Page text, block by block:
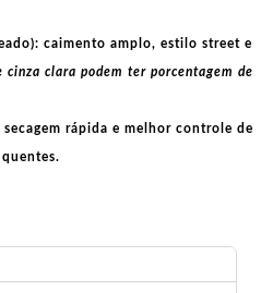
caimento amplo, estilo street e
cinza clara podem ter porcentagem de
secagem rápida e melhor controle de